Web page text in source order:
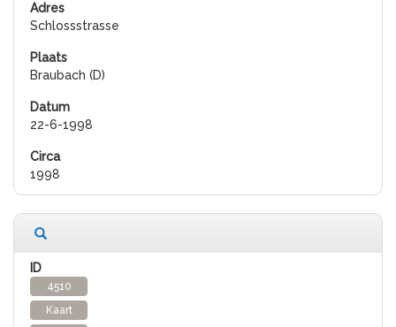
Schlossstrasse
Braubach (D)
22-6-1998
1998
4510
Kaart